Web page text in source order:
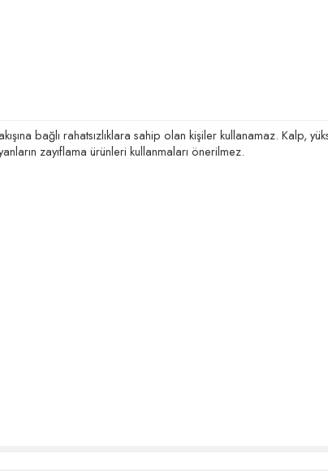
bağlı rahatsızlıklara sahip olan kişiler kullanamaz. Kalp,
zayıflama ürünleri kullanmaları önerilmez.